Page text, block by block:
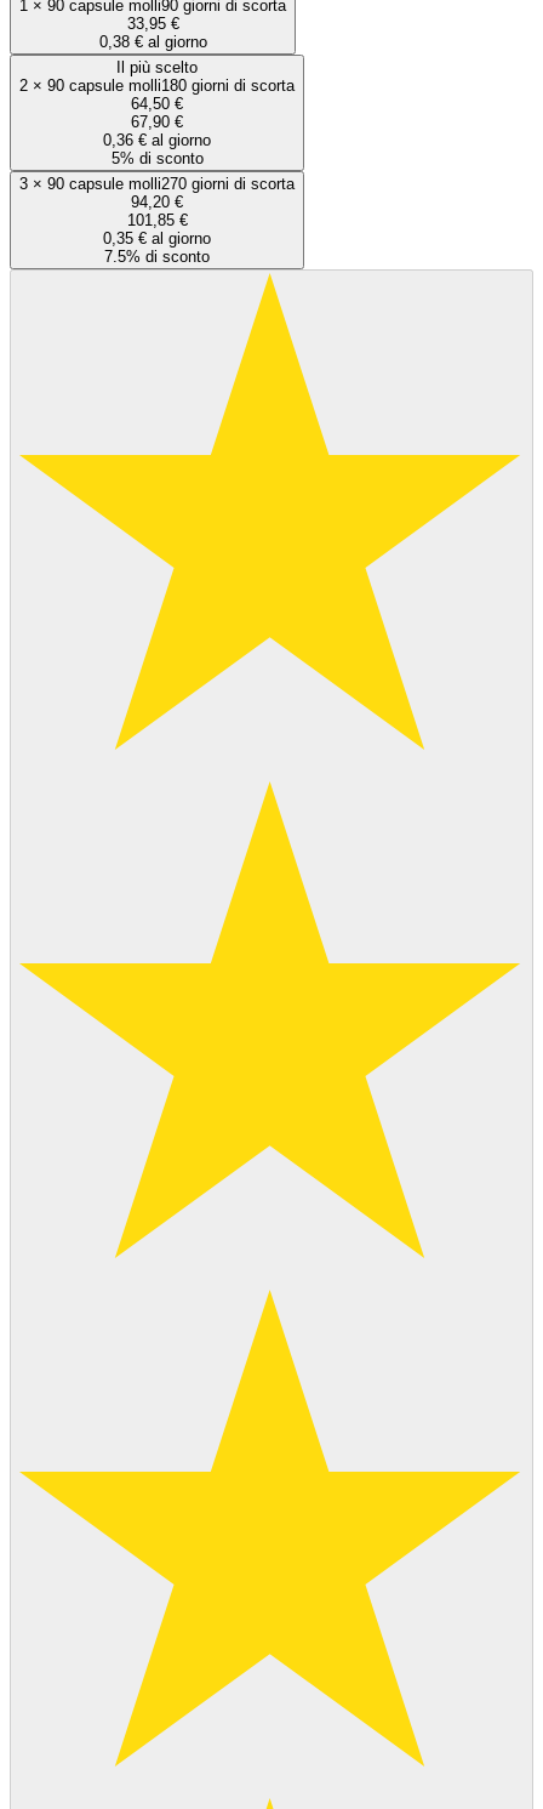
1 × 90 capsule molli90 giorni di scorta
33,95 €
0,38 € al giorno
Il più scelto
2 × 90 capsule molli180 giorni di scorta
64,50 €
67,90 €
0,36 € al giorno
5% di sconto
3 × 90 capsule molli270 giorni di scorta
94,20 €
101,85 €
0,35 € al giorno
7.5% di sconto